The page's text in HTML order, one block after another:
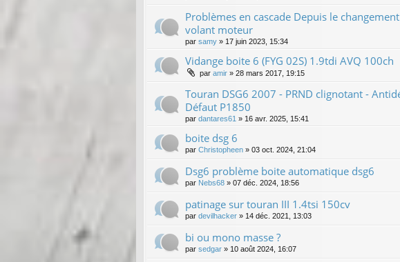
Problèmes en cascade Depuis le
volant moteur
par samy » 17 juin 2023, 15:34
Vidange boite 6 (FYG 02S) 1.9tdi AVQ 100ch
par amir » 28 mars 2017, 19:15
Touran DSG6 2007 - PRND clignotant -
Défaut P1850
par dantares61 » 16 avr. 2025, 15:41
boite dsg 6
par Christopheen » 03 oct. 2024, 21:04
Dsg6 problème boite automatique dsg6
par Nebs68 » 07 déc. 2024, 18:56
patinage sur touran III 1.4tsi 150cv
par devilhacker » 14 déc. 2021, 13:03
bi ou mono masse ?
par sedgar » 10 août 2024, 16:07